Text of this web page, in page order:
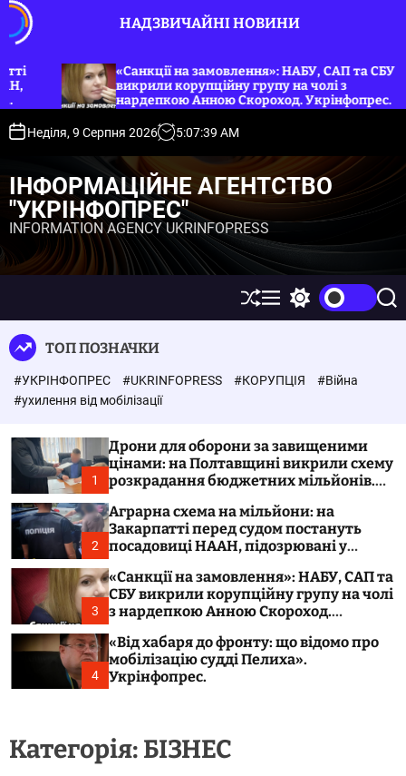
т
с
НАДЗВИЧАЙНІ НОВИНИ
НАБУ, САП та СБУ
групу на чолі з
Скороход. Укрінфопрес.
«Від хабаря до
мобілізацію судді
Неділя, 9 Серпня 2026 5:07:40 AM
ІНФОРМАЦІЙНЕ АГЕНТСТВО
"УКРІНФОПРЕС"
INFORMATION AGENCY UKRINFOPRESS
П
е
а
а
т
и
М
е е
и
к
о
л
ь
р
о
в
г
о
р
ж
и
П
о
ТОП ПОЗНАЧКИ
#УКРІНФОПРЕС #UKRINFOPRESS #КОРУПЦІЯ
#Війна
#ухилення від мобілізації
1
Дрони для оборони за завищеними
цінами: на Полтавщині викрили схему
розкрадання бюджетних мільйонів.
2
Аграрна схема на мільйони: на
Закарпатті перед судом постануть
посадовиці НААН, підозрювані у
3
«Санкції на замовлення»: НАБУ, САП та
СБУ викрили корупційну групу на чолі
з нардепкою Анною Скороход.
4
«Від хабаря до фронту: що відомо про
мобілізацію судді Пелиха».
Укрінфопрес.
Категорія: БІЗНЕС